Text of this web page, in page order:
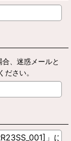
、迷惑メールと
さい。